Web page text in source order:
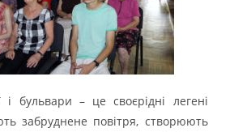
бульвари – це своєрідні легені
забруднене повітря, створюють